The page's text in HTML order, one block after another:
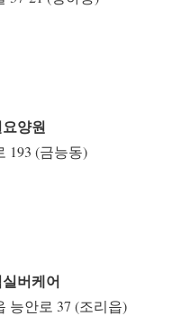
양원
193 (금능동)
버케어
능안로 37 (조리읍)